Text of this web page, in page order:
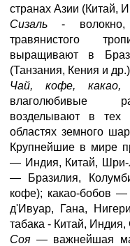
странах Азии (Китай,
Сизаль- волокно,
травянистого
выращивают в
(Танзания, Кения и
Чай, кофе,
влаголюбивые
возделывают в тех
областях земного
Крупнейшие в мире
— Индия, Китай, Шри-
— Бразилия,
кофе); какао-бобов
д'Ивуар, Гана,
табака - Китай,
Соя — важнейшая